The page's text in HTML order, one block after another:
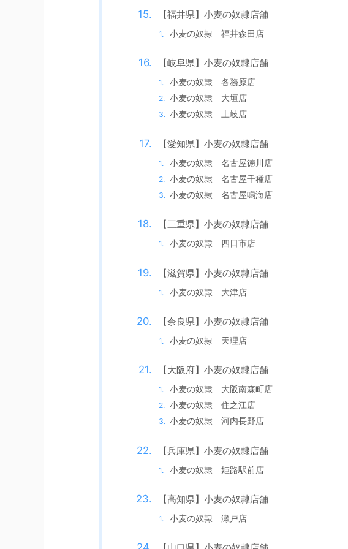
【福井県】小麦の奴隷店舗
小麦の奴隷 福井森田店
【岐阜県】小麦の奴隷店舗
小麦の奴隷 各務原店
小麦の奴隷 大垣店
小麦の奴隷 土岐店
【愛知県】小麦の奴隷店舗
小麦の奴隷 名古屋徳川店
小麦の奴隷 名古屋千種店
小麦の奴隷 名古屋鳴海店
【三重県】小麦の奴隷店舗
小麦の奴隷 四日市店
【滋賀県】小麦の奴隷店舗
小麦の奴隷 大津店
【奈良県】小麦の奴隷店舗
小麦の奴隷 天理店
【大阪府】小麦の奴隷店舗
小麦の奴隷 大阪南森町店
小麦の奴隷 住之江店
小麦の奴隷 河内長野店
【兵庫県】小麦の奴隷店舗
小麦の奴隷 姫路駅前店
【高知県】小麦の奴隷店舗
小麦の奴隷 瀬戸店